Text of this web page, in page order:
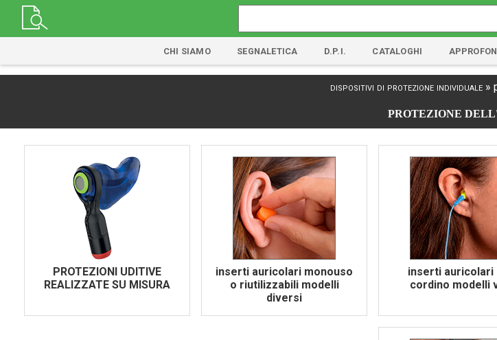
CHI SIAMO SEGNALETICA D.P.I. CATALOGHI
dispositivi di protezione individuale »
PROTEZIONE
PROTEZIONI UDITIVE
REALIZZATE SU MISURA
inserti auricolari monouso
o riutilizzabili modelli
diversi
inserti auricolari
cordino modelli